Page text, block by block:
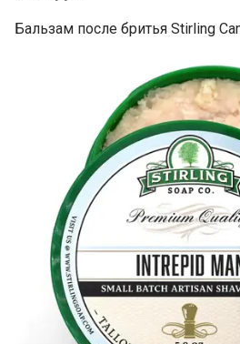
Бальзам после бритья Stirling